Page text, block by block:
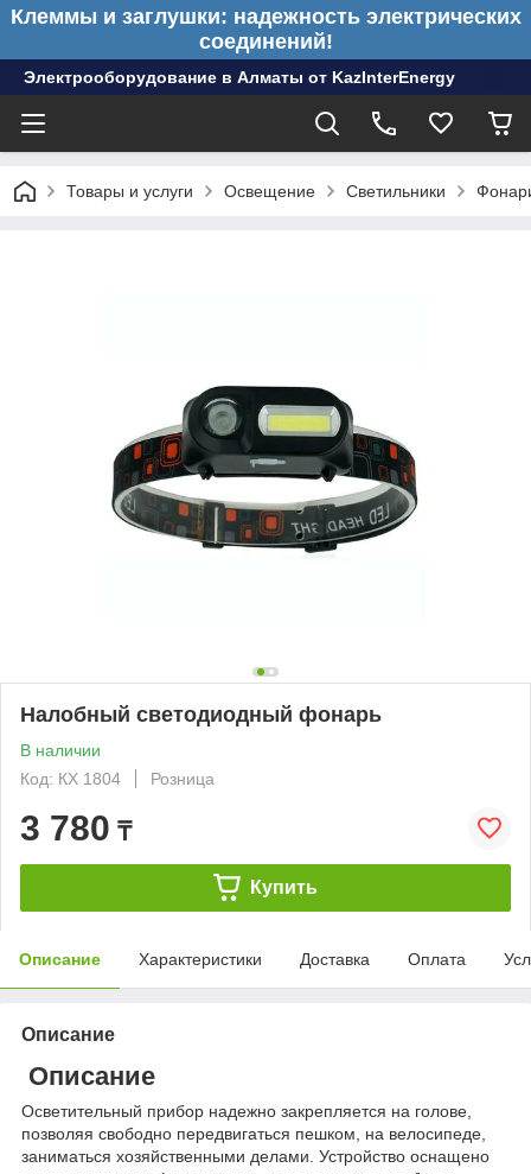
Клеммы и заглушки: надежность электрических
соединений!
Электрооборудование в Алматы от KazInterEnergy
Товары и услуги Освещение Светильники
Налобный светодиодный фонарь
В наличии
Код: КХ 1804
Розница
3 780 ₸
Купить
Описание Характеристики Доставка Оплата
Описание
Описание
Осветительный прибор надежно закрепляется на голове,
позволяя свободно передвигаться пешком, на велосипеде,
заниматься хозяйственными делами. Устройство оснащено